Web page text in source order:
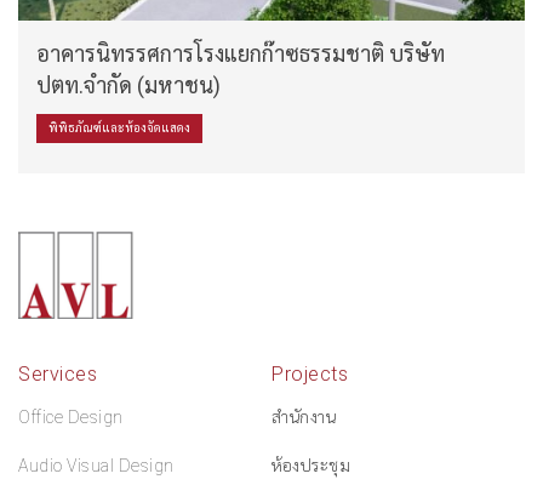
อาคารนิทรรศการโรงแยกก๊าซธรรมชาติ บริษัท
ปตท.จำกัด (มหาชน)
พิพิธภัณฑ์และห้องจัดแสดง
Services
Office Design
Audio Visual Design
Projects
สำนักงาน
ห้องประชุม